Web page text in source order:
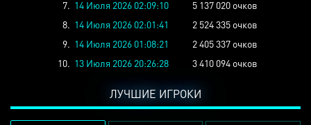
7. 14 Июля 2026 02:09:10
5 137 020 очков
8. 14 Июля 2026 02:01:41
2 524 335 очков
9. 14 Июля 2026 01:08:21
2 405 337 очков
10. 13 Июля 2026 20:26:28 3 410 094 очков
ЛУЧШИЕ ИГРОКИ